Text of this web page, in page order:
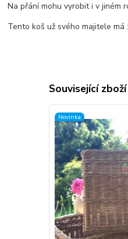
Na přání mohu vyrobit i v jiném
Tento koš už svého majitele má
Související zboží
Novinka